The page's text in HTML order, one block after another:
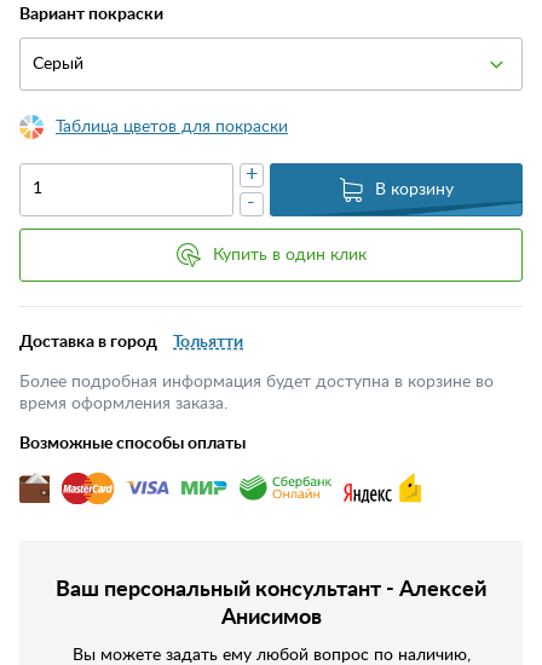
Вариант покраски
Серый
Таблица цветов для покраски
-
+
В корзину
Купить в один клик
Доставка в город Тольятти
Более подробная информация будет доступна в корзине во
время оформления заказа.
Возможные способы оплаты
Ваш персональный консультант - Алексей
Анисимов
Вы можете задать ему любой вопрос по наличию,